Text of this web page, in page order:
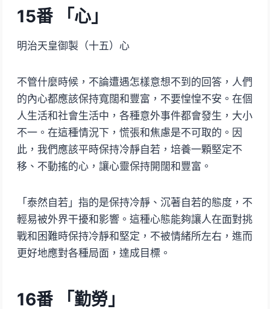
15番 「心」
明治天皇御製（十五）心
不管什麼時候，不論遭遇怎樣意想不到的回答，人們
的內心都應該保持寬闊和豐富，不要惶惶不安。在個
人生活和社會生活中，各種意外事件都會發生，大小
不一。在這種情況下，慌張和焦慮是不可取的。因
此，我們應該平時保持冷靜自若，培養一顆堅定不
移、不動搖的心，讓心靈保持開闊和豐富。
「泰然自若」指的是保持冷靜、沉著自若的態度，不
輕易被外界干擾和影響。這種心態能夠讓人在面對挑
戰和困難時保持冷靜和堅定，不被情緒所左右，進而
更好地應對各種局面，達成目標。
16番 「勤勞」